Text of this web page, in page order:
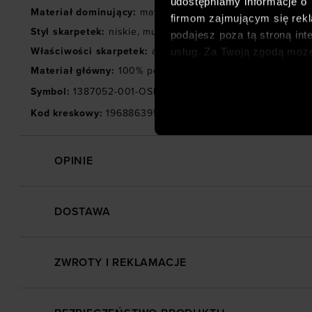
firmom zajmującym się
podajesz poza tą stroną
usług. Za Twoją zgodą
społecznościowych).
Materiał dominujący: materiał syntetyczny
Styl skarpetek: niskie, multipack
Właściwości skarpetek: antybakteryjne ,elementy
Materiał główny: 100% poliester
Symbol: 1387052-001-OSFM
Kod kreskowy: 196886395054
OPINIE
DOSTAWA
ZWROTY I REKLAMACJE